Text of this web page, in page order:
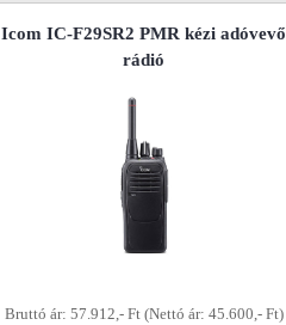
Icom IC-F29SR2 PMR kézi adóvevő
rádió
Bruttó ár: 57.912,- Ft (Nettó ár: 45.600,- Ft)